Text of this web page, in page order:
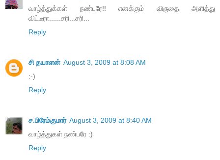
வாழ்த்துக்கள் நண்பரே!! எனக்கும் விருதை அளித்து
விட்டீரா......சரி...சரி...
Reply
சி தயாளன் August 3, 2009 at 8:08 AM
:-)
Reply
ச.பிரேம்குமார் August 3, 2009 at 8:40 AM
வாழ்த்துகள் நண்பரே :)
Reply